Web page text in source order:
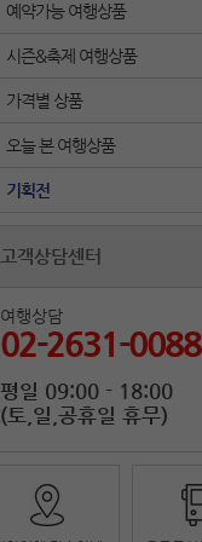
예약가능 여행상품
시즌&축제 여행상품
가격별 상품
오늘 본 여행상품
기획전
고객상담센터
여행상담
02-2631-0088
평일 09:00 - 18:00
(토,일,공휴일 휴무)